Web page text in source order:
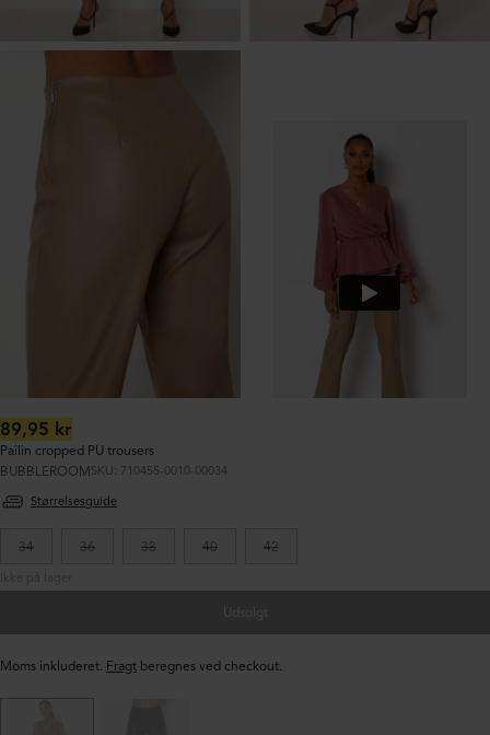
Normalpris:
89,95 kr
Pailin cropped PU trousers
BUBBLEROOMSKU: 710455-0010-00034
Størrelsesguide
34 36 38 40 42
Moms inkluderet. Fragt beregnes ved checkout.